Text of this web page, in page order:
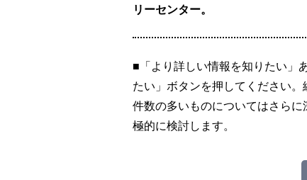
リーセンター。
■「より詳しい情報を知りたい」
たい」ボタンを押してください。
件数の多いものについてはさら
極的に検討します。